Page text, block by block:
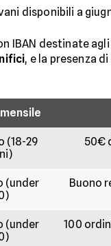
disponibili a
IBAN destinate
, e la presenza
(18-29
50€
(under
Buono
(under
100